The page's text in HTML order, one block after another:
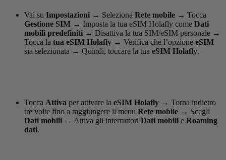
Vai su Impostazioni → Seleziona Rete mobile → Tocca
Gestione SIM → Imposta la tua eSIM Holafly come Dati
mobili predefiniti → Disattiva la tua SIM/eSIM personale →
Tocca la tua eSIM Holafly → Verifica che l’opzione eSIM
sia selezionata → Quindi, toccare la tua eSIM Holafly.
Tocca Attiva per attivare la eSIM Holafly → Torna indietro
tre volte fino a raggiungere il menu Rete mobile → Scegli
Dati mobili → Attiva gli interruttori Dati mobili e Roaming
dati.